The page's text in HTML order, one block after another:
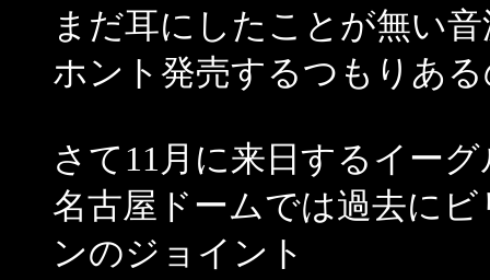
まだ耳にしたことが無い
ホント発売するつもりあ
さて11月に来日するイー
名古屋ドームでは過去に
ンのジョイント